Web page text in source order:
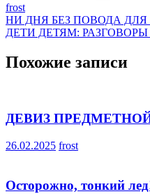
frost
Навигация
по
записям
НИ ДНЯ БЕЗ ПОВОДА ДЛЯ
ДЕТИ ДЕТЯМ:
Похожие записи
ДЕВИЗ ПРЕДМЕТНОЙ
26.02.2025 frost
Осторожно, тонкий